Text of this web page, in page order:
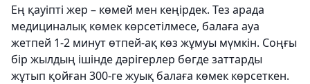
Ең қауіпті жер – көмей мен кеңірдек. Тез арада
медициналық көмек көрсетілмесе, балаға ауа
жетпей 1-2 минут өтпей-ақ көз жұмуы мүмкін. Соңғы
бір жылдың ішінде дәрігерлер бөгде заттарды
жұтып қойған 300-ге жуық балаға көмек көрсеткен.